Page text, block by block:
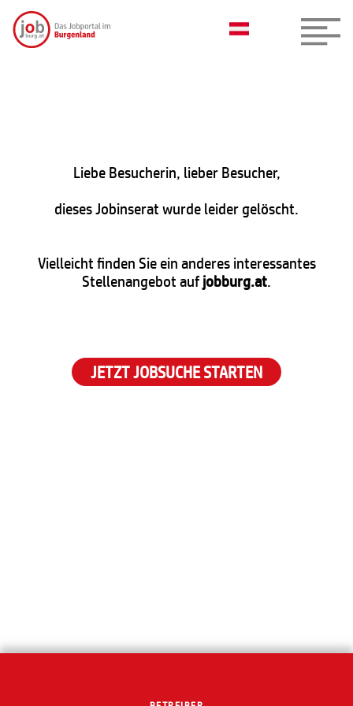
Liebe Besucherin, lieber Besucher,
dieses Jobinserat wurde leider gelöscht.
Vielleicht finden Sie ein anderes interessantes
Stellenangebot aufjobburg.at.
JETZT JOBSUCHE STARTEN